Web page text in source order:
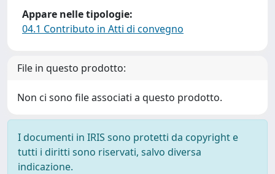
Appare nelle tipologie:
04.1 Contributo in Atti di convegno
File in questo prodotto:
Non ci sono file associati a questo prodotto.
I documenti in IRIS sono protetti da copyright e
tutti i diritti sono riservati, salvo diversa
indicazione.